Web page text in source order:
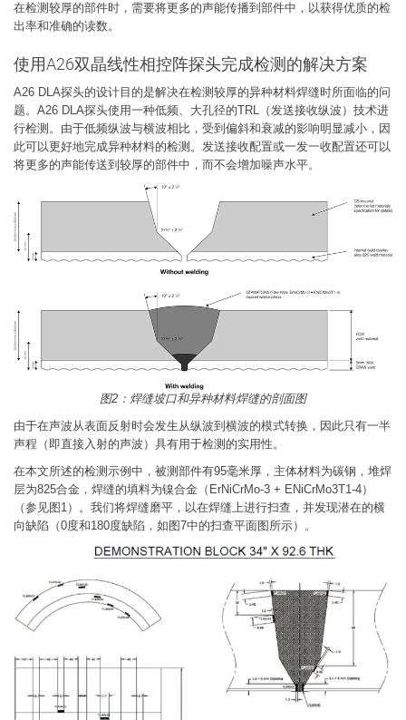
在检测较厚的部件时，需要将更多的声能传播到部件中，以获得优质的检
出率和准确的读数。
使用A26双晶线性相控阵探头完成检测的解决方案
A26 DLA探头的设计目的是解决在检测较厚的异种材料焊缝时所面临的问
题。A26 DLA探头使用一种低频、大孔径的TRL（发送接收纵波）技术进
行检测。由于低频纵波与横波相比，受到偏斜和衰减的影响明显减小，因
此可以更好地完成异种材料的检测。发送接收配置或一发一收配置还可以
将更多的声能传送到较厚的部件中，而不会增加噪声水平。
图2：焊缝坡口和异种材料焊缝的剖面图
由于在声波从表面反射时会发生从纵波到横波的模式转换，因此只有一半
声程（即直接入射的声波）具有用于检测的实用性。
在本文所述的检测示例中，被测部件有95毫米厚，主体材料为碳钢，堆焊
层为825合金，焊缝的填料为镍合金（ErNiCrMo-3 + ENiCrMo3T1-4）
（参见图1）。我们将焊缝磨平，以在焊缝上进行扫查，并发现潜在的横
向缺陷（0度和180度缺陷，如图7中的扫查平面图所示）。